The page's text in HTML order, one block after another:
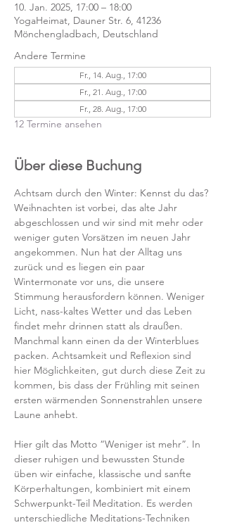
10. Jan. 2025, 17:00 – 18:00
YogaHeimat, Dauner Str. 6, 41236
Mönchengladbach, Deutschland
Andere Termine
Fr., 14. Aug., 17:00
Fr., 21. Aug., 17:00
Fr., 28. Aug., 17:00
12 Termine ansehen
Über diese Buchung
Achtsam durch den Winter: Kennst du das?
Weihnachten ist vorbei, das alte Jahr
abgeschlossen und wir sind mit mehr oder
weniger guten Vorsätzen im neuen Jahr
angekommen. Nun hat der Alltag uns
zurück und es liegen ein paar
Wintermonate vor uns, die unsere
Stimmung herausfordern können. Weniger
Licht, nass-kaltes Wetter und das Leben
findet mehr drinnen statt als draußen.
Manchmal kann einen da der Winterblues
packen. Achtsamkeit und Reflexion sind
hier Möglichkeiten, gut durch diese Zeit zu
kommen, bis dass der Frühling mit seinen
ersten wärmenden Sonnenstrahlen unsere
Laune anhebt.
Hier gilt das Motto “Weniger ist mehr”. In
dieser ruhigen und bewussten Stunde
üben wir einfache, klassische und sanfte
Körperhaltungen, kombiniert mit einem
Schwerpunkt-Teil Meditation. Es werden
unterschiedliche Meditations-Techniken